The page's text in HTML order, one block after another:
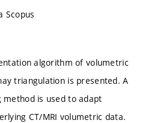
Scopus
algorithm of volumetric
triangulation is presented. A
is used to adapt
CT/MRI volumetric data.